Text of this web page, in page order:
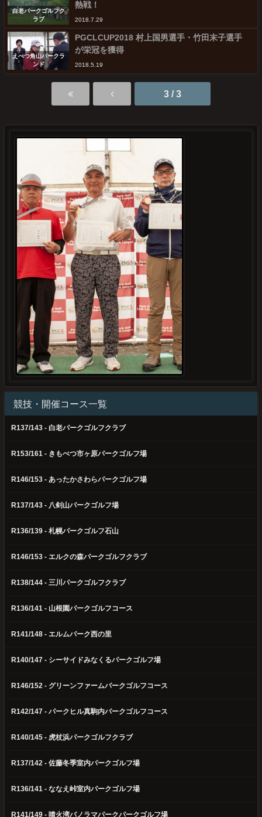
白老パークゴルフク
ラブ
熱戦！
2018.7.29
えべつ角山パークラ
ンド
PGCLCUP2018 村上国男選手・竹田末子選手
が栄冠を獲得
2018.5.19
3 / 3
競技・開催コース一覧
R137/143 - 白老パークゴルフクラブ
R153/161 - きもべつ市ヶ原パークゴルフ場
R146/153 - あったかさわらパークゴルフ場
R137/143 - 八剣山パークゴルフ場
R136/139 - 札幌パークゴルフ石山
R146/153 - エルクの森パークゴルフクラブ
R138/144 - 三川パークゴルフクラブ
R136/141 - 山根園パークゴルフコース
R141/148 - エルムパーク西の里
R140/147 - シーサイドみなくるパークゴルフ場
R146/152 - グリーンファームパークゴルフコース
R142/147 - パークヒル真駒内パークゴルフコース
R140/145 - 虎杖浜パークゴルフクラブ
R137/142 - 佐藤冬季室内パークゴルフ場
R136/141 - ななえ峠室内パークゴルフ場
R141/149 - 噴火湾パノラマパークパークゴルフ場